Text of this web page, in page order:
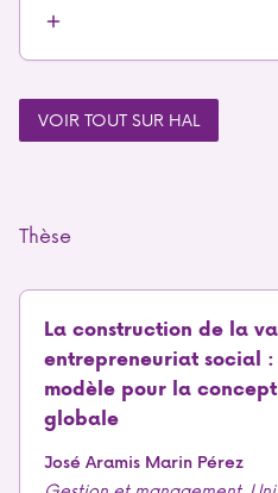
VOIR TOUT SUR HAL
Thèse
La construction de la
entrepreneuriat social :
modèle pour la
globale
José Aramis Marin Pérez